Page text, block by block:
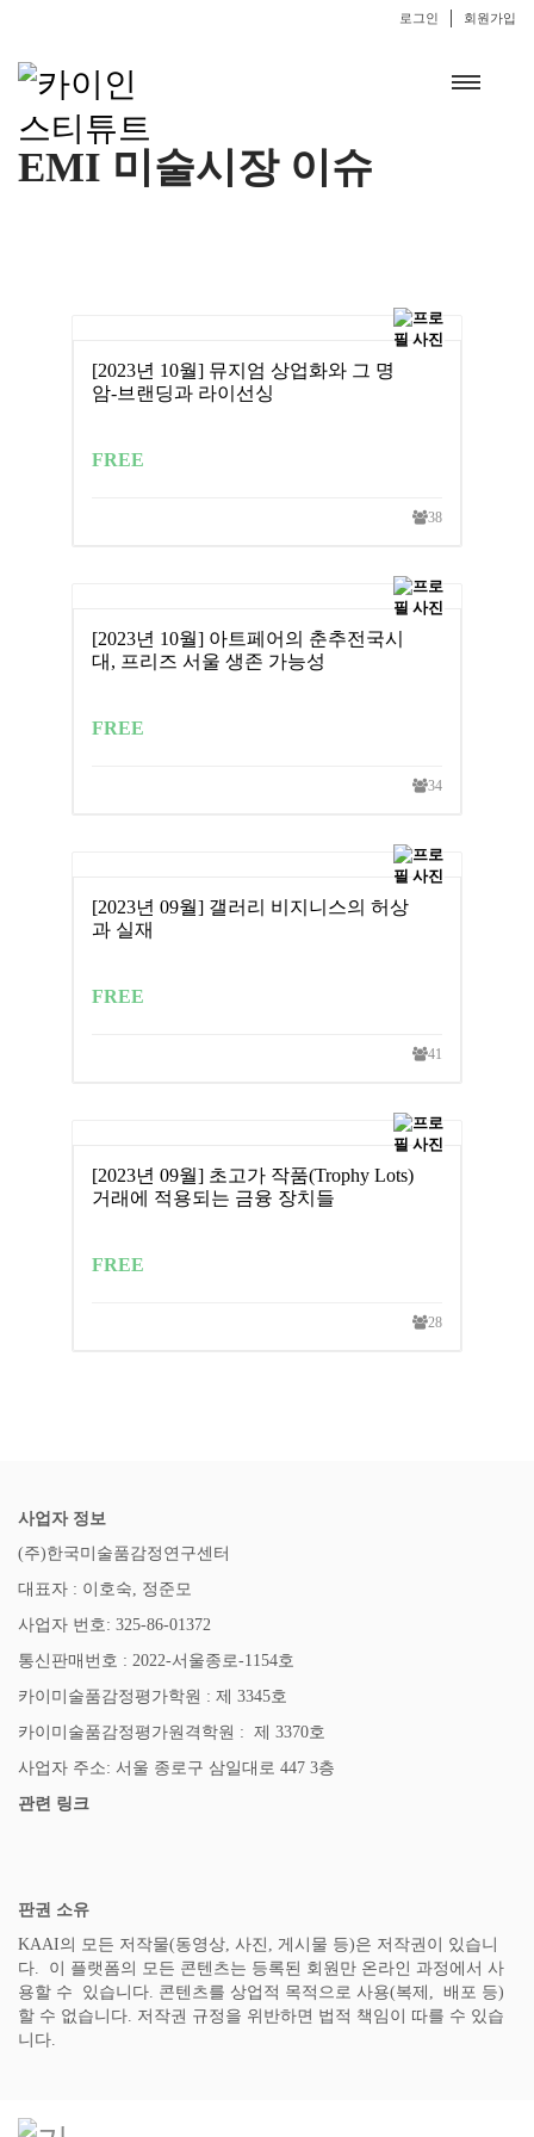
로그인 회원가입
EMI 미술시장 이슈
[2023년 10월] 뮤지엄 상업화와 그 명
암-브랜딩과 라이선싱
FREE
38
[2023년 10월] 아트페어의 춘추전국시
대, 프리즈 서울 생존 가능성
FREE
34
[2023년 09월] 갤러리 비지니스의 허상
과 실재
FREE
41
[2023년 09월] 초고가 작품(Trophy Lots)
거래에 적용되는 금융 장치들
FREE
28
사업자 정보
(주)한국미술품감정연구센터
대표자 : 이호숙, 정준모
사업자 번호: 325-86-01372
통신판매번호 : 2022-서울종로-1154호
카이미술품감정평가학원 : 제 3345호
카이미술품감정평가원격학원 : 제 3370호
사업자 주소: 서울 종로구 삼일대로 447 3층
관련 링크
판권 소유
KAAI의 모든 저작물(동영상, 사진, 게시물 등)은 저작권이 있습니
다. 이 플랫폼의 모든 콘텐츠는 등록된 회원만 온라인 과정에서 사
용할 수 있습니다. 콘텐츠를 상업적 목적으로 사용(복제, 배포 등)
할 수 없습니다. 저작권 규정을 위반하면 법적 책임이 따를 수 있습
니다.